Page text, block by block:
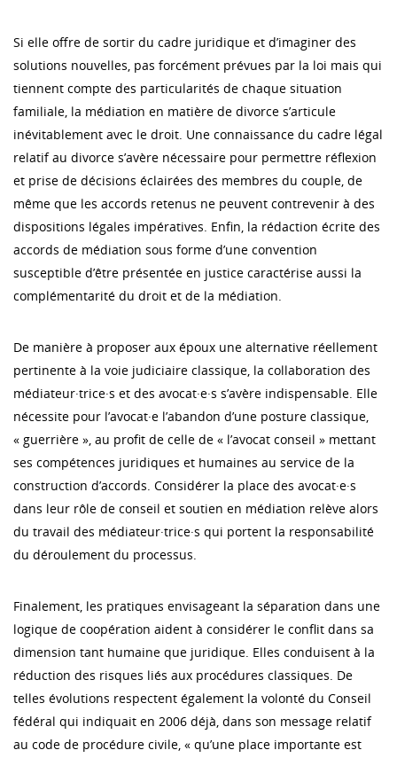
Si elle offre de sortir du cadre juridique et d’imaginer des
solutions nouvelles, pas forcément prévues par la loi mais qui
tiennent compte des particularités de chaque situation
familiale, la médiation en matière de divorce s’articule
inévitablement avec le droit. Une connaissance du cadre légal
relatif au divorce s’avère nécessaire pour permettre réflexion
et prise de décisions éclairées des membres du couple, de
même que les accords retenus ne peuvent contrevenir à des
dispositions légales impératives. Enfin, la rédaction écrite des
accords de médiation sous forme d’une convention
susceptible d’être présentée en justice caractérise aussi la
complémentarité du droit et de la médiation.
De manière à proposer aux époux une alternative réellement
pertinente à la voie judiciaire classique, la collaboration des
médiateur·trice·s et des avocat·e·s s’avère indispensable. Elle
nécessite pour l’avocat·e l’abandon d’une posture classique,
« guerrière », au profit de celle de « l’avocat conseil » mettant
ses compétences juridiques et humaines au service de la
construction d’accords. Considérer la place des avocat·e·s
dans leur rôle de conseil et soutien en médiation relève alors
du travail des médiateur·trice·s qui portent la responsabilité
du déroulement du processus.
Finalement, les pratiques envisageant la séparation dans une
logique de coopération aident à considérer le conflit dans sa
dimension tant humaine que juridique. Elles conduisent à la
réduction des risques liés aux procédures classiques. De
telles évolutions respectent également la volonté du Conseil
fédéral qui indiquait en 2006 déjà, dans son message relatif
au code de procédure civile, « qu’une place importante est